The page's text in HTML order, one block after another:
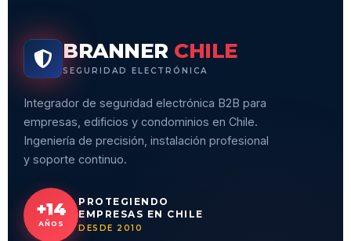
BRANNER CHILE
SEGURIDAD ELECTRÓNICA
Integrador de seguridad electrónica B2B para
empresas, edificios y condominios en Chile.
Ingeniería de precisión, instalación profesional
y soporte continuo.
+14
AÑOS
PROTEGIENDO
EMPRESAS EN CHILE
DESDE 2010